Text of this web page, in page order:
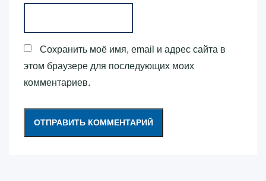
Сохранить моё имя, email и адрес сайта в
этом браузере для последующих моих
комментариев.